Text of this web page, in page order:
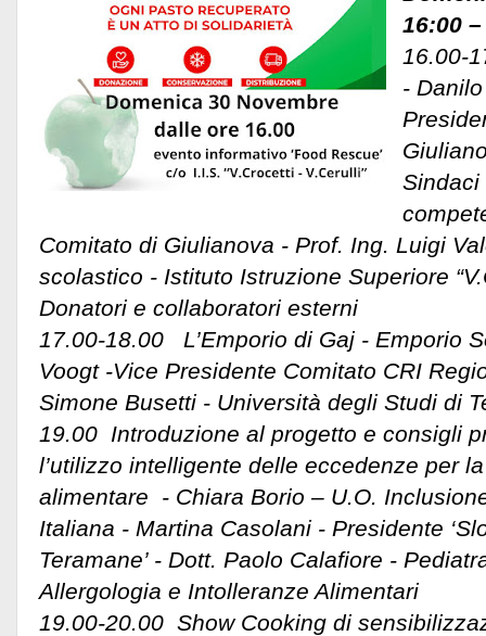
16:00
16.00-
-
Sindaci
Comitato di Giulianova - Prof. Ing. Luigi
scolastico - Istituto Istruzione Superiore
Donatori e collaboratori esterni
17.00-18.00 L’Emporio di Gaj - Emporio
Voogt -Vice Presidente Comitato CRI
Simone Busetti - Università degli Studi di
19.00 Introduzione al progetto e consigli
l’utilizzo intelligente delle eccedenze per
alimentare - Chiara Borio – U.O.
Italiana - Martina Casolani - Presidente
Teramane’ - Dott. Paolo Calafiore -
Allergologia e Intolleranze Alimentari
19.00-20.00 Show Cooking di